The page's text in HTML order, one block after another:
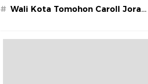
# Wali Kota Tomohon Caroll Joram